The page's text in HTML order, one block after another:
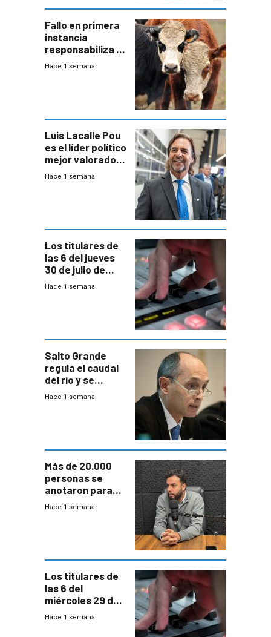
Fallo en primera
instancia
responsabiliza al
Estado por falta
Hace 1 semana
Luis Lacalle Pou
es el líder político
mejor valorado
del país, según
Hace 1 semana
Los titulares de
las 6 del jueves
30 de julio de
2026
Hace 1 semana
Salto Grande
regula el caudal
del río y se
prepara para un
Hace 1 semana
Más de 20.000
personas se
anotaron para
las pruebas
Hace 1 semana
Los titulares de
las 6 del
miércoles 29 de
julio de 2026
Hace 1 semana